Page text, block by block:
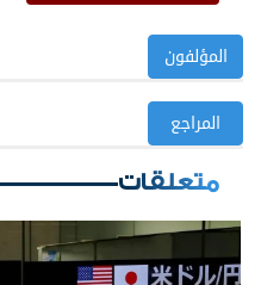
المؤلفون
المراجع
متعلقات